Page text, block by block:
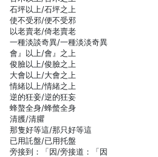
石坪以上/石坪之上
使不受邪/便不受邪
以老賣老/倚老賣老
一種淡談奇異/一種淡淡奇異
會』以上/會』之上
俊臉以上/俊臉之上
大會以上/大會之上
情緒以上/情緒之上
逆的狂妾/逆的狂妄
蜂螯全身/蜂螫全身
清臒/清臞
那隻好等這/那只好等這
已用託盤/已用托盤
旁接到：「因/旁接道：「因